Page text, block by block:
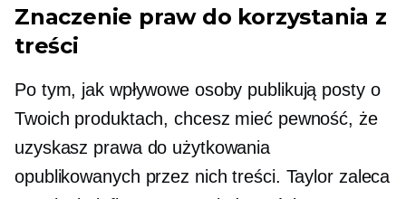
Znaczenie praw do korzystania z
treści
Po tym, jak wpływowe osoby publikują posty o
Twoich produktach, chcesz mieć pewność, że
uzyskasz prawa do użytkowania
opublikowanych przez nich treści. Taylor zaleca